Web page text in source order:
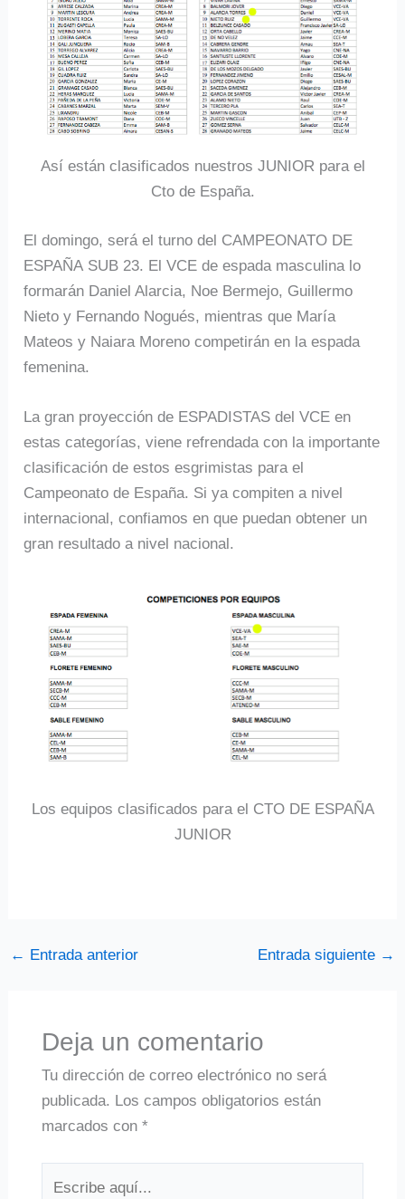
Así están clasificados nuestros JUNIOR para el
Cto de España.
El domingo, será el turno del CAMPEONATO DE
ESPAÑA SUB 23. El VCE de espada masculina lo
formarán Daniel Alarcia, Noe Bermejo, Guillermo
Nieto y Fernando Nogués, mientras que María
Mateos y Naiara Moreno competirán en la espada
femenina.
La gran proyección de ESPADISTAS del VCE en
estas categorías, viene refrendada con la importante
clasificación de estos esgrimistas para el
Campeonato de España. Si ya compiten a nivel
internacional, confiamos en que puedan obtener un
gran resultado a nivel nacional.
Los equipos clasificados para el CTO DE ESPAÑA
JUNIOR
← Entrada anterior Entrada siguiente →
Deja un comentario
Tu dirección de correo electrónico no será
publicada. Los campos obligatorios están
marcados con *